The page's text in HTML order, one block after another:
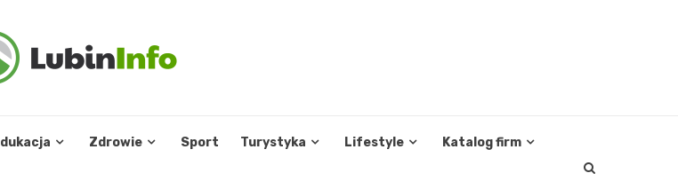
Zdrowie Sport Turystyka Lifestyle Katalog firm